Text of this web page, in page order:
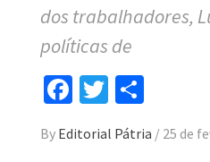
dos trabalhadores,
políticas de
Facebook
Twitter
By Editorial Pátria / 25 de